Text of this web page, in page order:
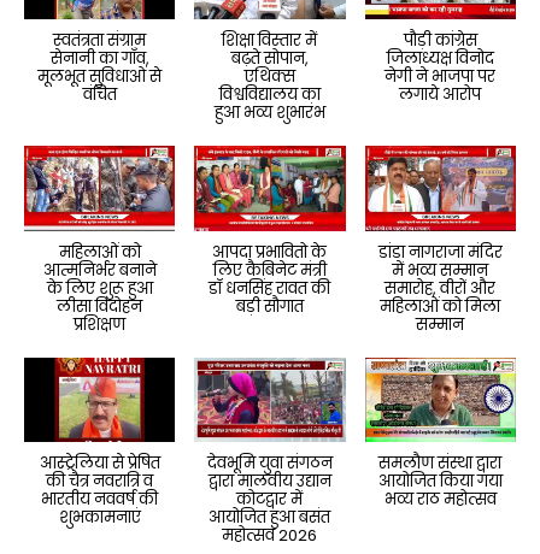
स्वतंत्रता संग्राम
सेनानी का गाँव,
मूलभूत सुविधाओं से
वंचित
शिक्षा विस्तार में
बढ़ते सोपान,
एथिक्स
विश्वविद्यालय का
हुआ भव्य शुभारंभ
पौड़ी कांग्रेस
जिलाध्यक्ष विनोद
नेगी ने भाजपा पर
लगाये आरोप
महिलाओं को
आत्मनिर्भर बनाने
के लिए शुरू हुआ
लीसा विदोहन
प्रशिक्षण
आपदा प्रभावितो के
लिए कैबिनेट मंत्री
डॉ धनसिंह रावत की
बड़ी सौगात
डांडा नागराजा मंदिर
में भव्य सम्मान
समारोह, वीरों और
महिलाओं को मिला
सम्मान
आस्ट्रेलिया से प्रेषित
की चैत्र नवरात्रि व
भारतीय नववर्ष की
शुभकामनाएं
देवभूमि युवा संगठन
द्वारा मालवीय उद्यान
कोटद्वार में
आयोजित हुआ बसंत
महोत्सव 2026
समलौण संस्था द्वारा
आयोजित किया गया
भव्य राठ महोत्सव